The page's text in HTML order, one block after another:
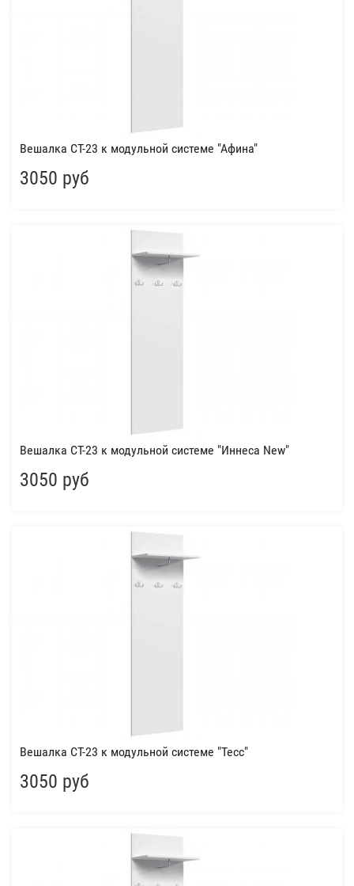
Вешалка СТ-23 к модульной системе "Афина"
3050 руб
Вешалка СТ-23 к модульной системе "Иннеса New"
3050 руб
Вешалка СТ-23 к модульной системе "Тесс"
3050 руб